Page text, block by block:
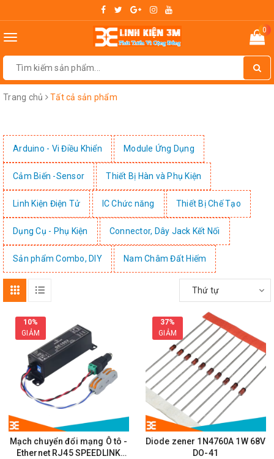
Toggle
0
Trang chủ Tất cả sản phẩm
Arduino - Vi Điều Khiển Module Ứng Dụng
Cảm Biến -Sensor Thiết Bị Hàn và Phụ Kiện
Linh Kiện Điện Tử IC Chức năng Thiết Bị Chế Tạo
Dụng Cụ - Phụ Kiện Connector, Dây Jack Kết Nối
Sản phẩm Combo, DIY Nam Châm Đất Hiếm
Thứ tự
10%
GIẢM
Mạch chuyển đổi mạng Ô tô -
Ethernet RJ45 SPEEDLINK
37%
GIẢM
Diode zener 1N4760A 1W 68V
DO-41